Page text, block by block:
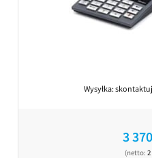
Wysyłka:skontaktuj
3
(netto: 2